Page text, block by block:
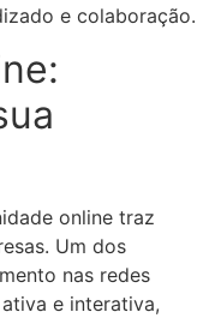
e colaboração.​
online traz
Um dos
nas redes
e interativa,